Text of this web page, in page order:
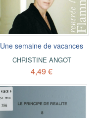
Une semaine de vacances
CHRISTINE ANGOT
4,49 €